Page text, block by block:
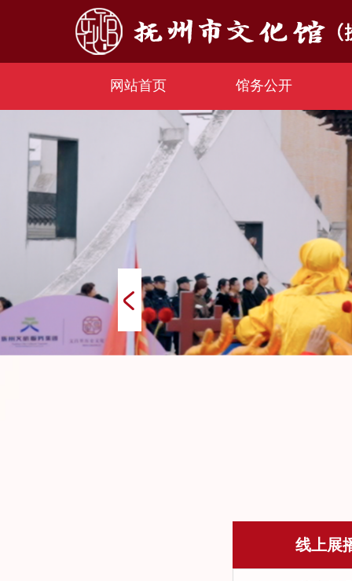
网站首页 馆务公开
线上展